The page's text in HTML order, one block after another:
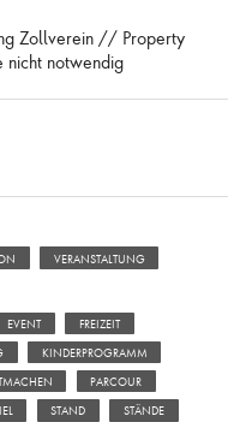
Zollverein // Property
notwendig
VERANSTALTUNG
EVENT FREIZEIT
KINDERPROGRAMM
PARCOUR
STAND STÄNDE